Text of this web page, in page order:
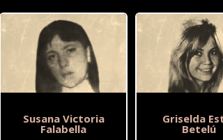
Susana Victoria
Falabella
Griselda
Betelú